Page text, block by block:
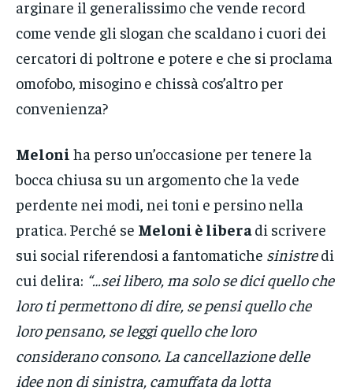
arginare il generalissimo che vende record
come vende gli slogan che scaldano i cuori dei
cercatori di poltrone e potere e che si proclama
omofobo, misogino e chissà cos’altro per
convenienza?
Meloni ha perso un’occasione per tenere la
bocca chiusa su un argomento che la vede
perdente nei modi, nei toni e persino nella
pratica. Perché se Meloni è libera di scrivere
sui social riferendosi a fantomatiche sinistredi
cui delira: “…sei libero, ma solo se dici quello che
loro ti permettono di dire, se pensi quello che
loro pensano, se leggi quello che loro
considerano consono. La cancellazione delle
idee non di sinistra, camuffata da lotta